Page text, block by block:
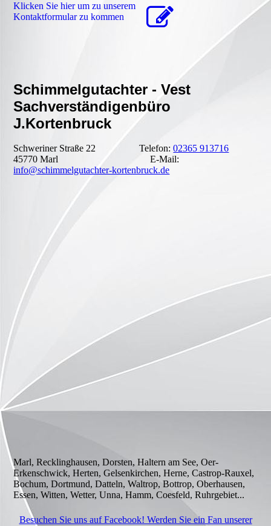
Klicken Sie hier um zu unserem
Kon­takt­for­mu­lar zu kommen
Schimmelgutachter - Vest
Sachverständigenbüro
J.Kortenbruck
Schweriner Straße 22 Telefon:02365 913716
45770 Marl E-Mail:
info@schimmelgutachter-kortenbruck.de
Marl, Recklinghausen, Dorsten, Haltern am See, Oer-
Erkenschwick, Herten, Gelsenkirchen, Herne, Castrop-Rauxel,
Bochum, Dortmund, Datteln, Waltrop, Bottrop, Oberhausen,
Essen, Witten, Wetter, Unna, Hamm, Coesfeld, Ruhrgebiet...
Besuchen Sie uns auf Facebook! Werden Sie ein Fan unserer